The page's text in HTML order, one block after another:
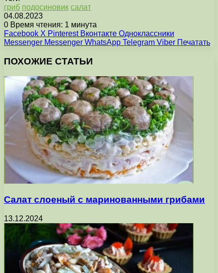
гриб подосиновик салат
04.08.2023
0 Время чтения: 1 минута
Facebook X Pinterest Вконтакте Одноклассники
Messenger Messenger WhatsApp Telegram Viber Печатать
ПОХОЖИЕ СТАТЬИ
Салат слоеный с маринованными грибами
13.12.2024